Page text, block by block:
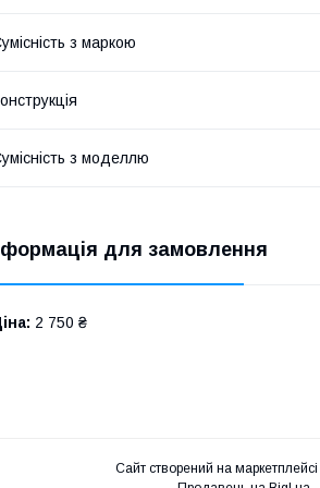
з маркою
з моделлю
для замовлення
2 750 ₴
Сайт створений на маркетплейсі